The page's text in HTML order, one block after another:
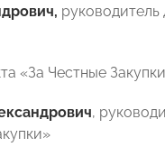
«За Честные
,